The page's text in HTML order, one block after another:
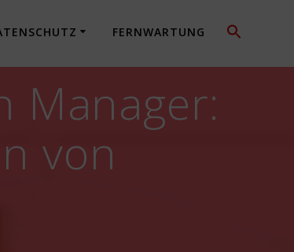
FERNWARTUNG
Manager:
von